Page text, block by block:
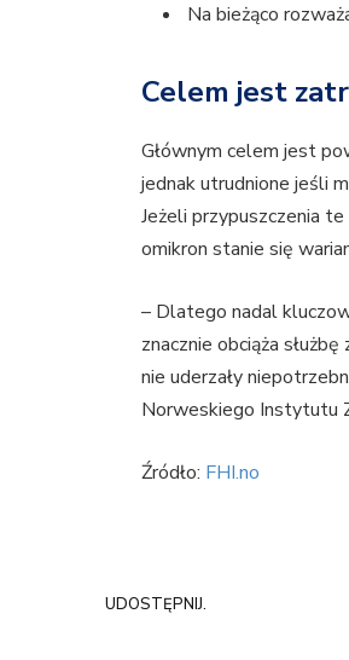
Na bieżąco
Celem jest
Głównym celem jest
jednak utrudnione jeśli
Jeżeli przypuszczenia
omikron stanie się
– Dlatego nadal
znacznie obciąża
nie uderzały
Norweskiego Instytutu
Źródło: FHI.no
UDOSTĘPNIJ.